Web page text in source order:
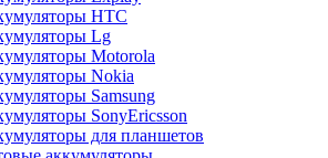
HTC
Lg
Motorola
Nokia
Samsung
SonyEricsson
для планшетов